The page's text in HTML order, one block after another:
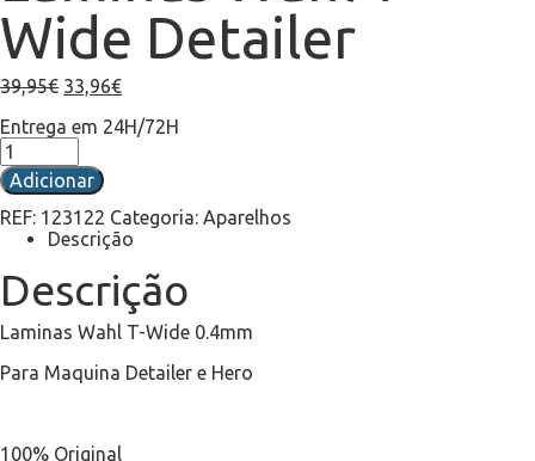
Wide Detailer
39,95€ 33,96€
Entrega em 24H/72H
Adicionar
REF: 123122 Categoria: Aparelhos
Descrição
Descrição
Laminas Wahl T-Wide 0.4mm
Para Maquina Detailer e Hero
100% Original